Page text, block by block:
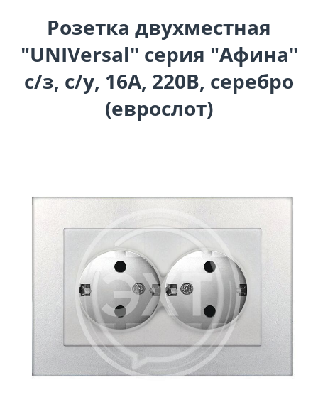
Розетка двухместная
"UNIVersal" серия "Афина"
с/з, с/у, 16А, 220В, серебро
(еврослот)